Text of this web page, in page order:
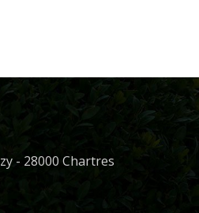
- 28000 Chartres